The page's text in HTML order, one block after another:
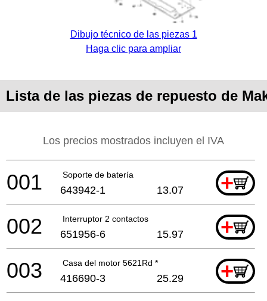
Dibujo técnico de las piezas 1
Haga clic para ampliar
Lista de las piezas de repuesto de
Los precios mostrados incluyen el IVA
Soporte de batería +
001 643942-1 13.07
Interruptor 2 contactos +
002 651956-6 15.97
Casa del motor 5621Rd * +
003 416690-3 25.29